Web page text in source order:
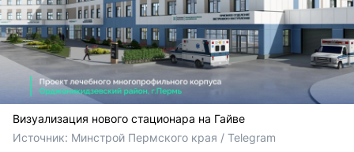
Визуализация нового стационара на Гайве
Источник: Минстрой Пермского края / Telegram